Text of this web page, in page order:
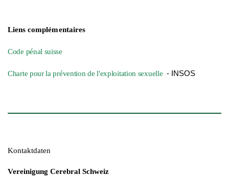
Liens complémentaires
Code pénal suisse
Charte pour la prévention de l'exploitation sexuelle - INSOS
Kontaktdaten
Vereinigung Cerebral Schweiz